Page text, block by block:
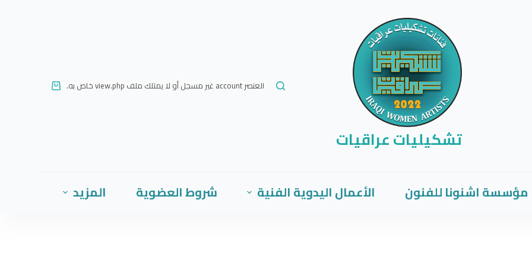
تشكيليات عراقيات
العنصر account غير مسجل أو لا يمتلك ملف view.php خاص به.
مؤسسة اشنونا للفنون الأعمال اليدوية الفنية شروط العضوية المزيد